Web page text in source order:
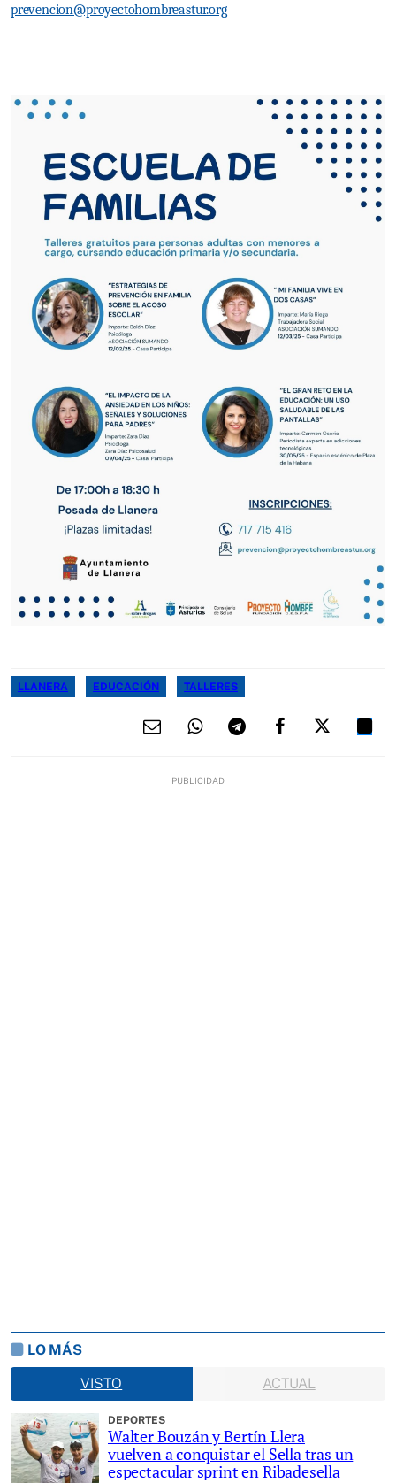
prevencion@proyectohombreastur.org
LLANERA EDUCACIÓN TALLERES
LO MÁS
VISTO
ACTUAL
DEPORTES
Walter Bouzán y Bertín Llera
vuelven a conquistar el Sella tras un
espectacular sprint en Ribadesella